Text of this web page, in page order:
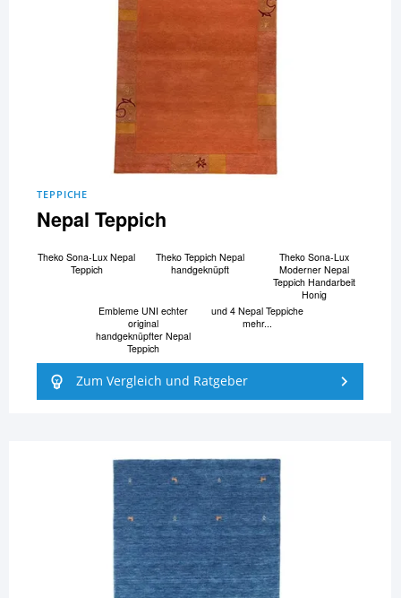
TEPPICHE
Nepal Teppich
Theko Sona-Lux Nepal
Teppich
Theko Teppich Nepal
handgeknüpft
Theko Sona-Lux
Moderner Nepal
Teppich Handarbeit
Honig
Embleme UNI echter
original
handgeknüpfter Nepal
Teppich
und 4 Nepal Teppiche
mehr...
Zum Vergleich und Ratgeber